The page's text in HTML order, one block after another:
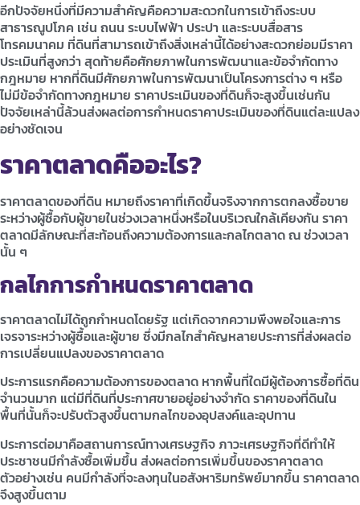
อีกปัจจัยหนึ่งที่มีความสำคัญคือความสะดวกในการเข้าถึงระบบ
สาธารณูปโภค เช่น ถนน ระบบไฟฟ้า ประปา และระบบสื่อสาร
โทรคมนาคม ที่ดินที่สามารถเข้าถึงสิ่งเหล่านี้ได้อย่างสะดวกย่อมมีราคา
ประเมินที่สูงกว่า สุดท้ายคือศักยภาพในการพัฒนาและข้อจำกัดทาง
กฎหมาย หากที่ดินมีศักยภาพในการพัฒนาเป็นโครงการต่าง ๆ หรือ
ไม่มีข้อจำกัดทางกฎหมาย ราคาประเมินของที่ดินก็จะสูงขึ้นเช่นกัน
ปัจจัยเหล่านี้ล้วนส่งผลต่อการกำหนดราคาประเมินของที่ดินแต่ละแปลง
อย่างชัดเจน
ราคาตลาดคืออะไร?
ราคาตลาดของที่ดิน หมายถึงราคาที่เกิดขึ้นจริงจากการตกลงซื้อขาย
ระหว่างผู้ซื้อกับผู้ขายในช่วงเวลาหนึ่งหรือในบริเวณใกล้เคียงกัน ราคา
ตลาดมีลักษณะที่สะท้อนถึงความต้องการและกลไกตลาด ณ ช่วงเวลา
นั้น ๆ
กลไกการกำหนดราคาตลาด
ราคาตลาดไม่ได้ถูกกำหนดโดยรัฐ แต่เกิดจากความพึงพอใจและการ
เจรจาระหว่างผู้ซื้อและผู้ขาย ซึ่งมีกลไกสำคัญหลายประการที่ส่งผลต่อ
การเปลี่ยนแปลงของราคาตลาด
ประการแรกคือความต้องการของตลาด หากพื้นที่ใดมีผู้ต้องการซื้อที่ดิน
จำนวนมาก แต่มีที่ดินที่ประกาศขายอยู่อย่างจำกัด ราคาของที่ดินใน
พื้นที่นั้นก็จะปรับตัวสูงขึ้นตามกลไกของอุปสงค์และอุปทาน
ประการต่อมาคือสถานการณ์ทางเศรษฐกิจ ภาวะเศรษฐกิจที่ดีทำให้
ประชาชนมีกำลังซื้อเพิ่มขึ้น ส่งผลต่อการเพิ่มขึ้นของราคาตลาด
ตัวอย่างเช่น คนมีกำลังที่จะลงทุนในอสังหาริมทรัพย์มากขึ้น ราคาตลาด
จึงสูงขึ้นตาม